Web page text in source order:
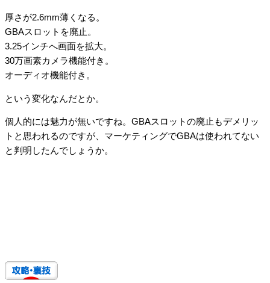
厚さが2.6mm薄くなる。
GBAスロットを廃止。
3.25インチへ画面を拡大。
30万画素カメラ機能付き。
オーディオ機能付き。
という変化なんだとか。
個人的には魅力が無いですね。GBAスロットの廃止もデメリッ
トと思われるのですが、マーケティングでGBAは使われてない
と判明したんでしょうか。